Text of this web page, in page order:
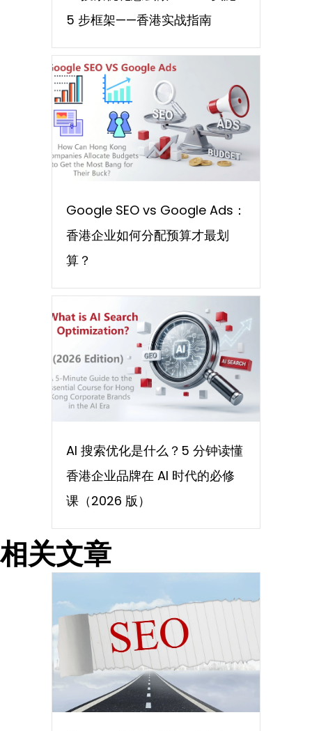
5 步框架——香港实战指南
Google SEO vs Google Ads：
香港企业如何分配预算才最划
算？
AI 搜索优化是什么？5 分钟读懂
香港企业品牌在 AI 时代的必修
课（2026 版）
相关文章